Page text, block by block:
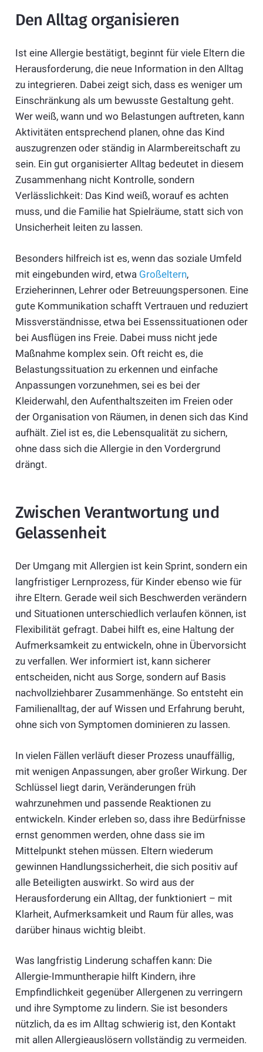
Den Alltag organisieren
Ist eine Allergie bestätigt, beginnt für viele Eltern die
Herausforderung, die neue Information in den Alltag
zu integrieren. Dabei zeigt sich, dass es weniger um
Einschränkung als um bewusste Gestaltung geht.
Wer weiß, wann und wo Belastungen auftreten, kann
Aktivitäten entsprechend planen, ohne das Kind
auszugrenzen oder ständig in Alarmbereitschaft zu
sein. Ein gut organisierter Alltag bedeutet in diesem
Zusammenhang nicht Kontrolle, sondern
Verlässlichkeit: Das Kind weiß, worauf es achten
muss, und die Familie hat Spielräume, statt sich von
Unsicherheit leiten zu lassen.
Besonders hilfreich ist es, wenn das soziale Umfeld
mit eingebunden wird, etwa Großeltern,
Erzieherinnen, Lehrer oder Betreuungspersonen. Eine
gute Kommunikation schafft Vertrauen und reduziert
Missverständnisse, etwa bei Essenssituationen oder
bei Ausflügen ins Freie. Dabei muss nicht jede
Maßnahme komplex sein. Oft reicht es, die
Belastungssituation zu erkennen und einfache
Anpassungen vorzunehmen, sei es bei der
Kleiderwahl, den Aufenthaltszeiten im Freien oder
der Organisation von Räumen, in denen sich das Kind
aufhält. Ziel ist es, die Lebensqualität zu sichern,
ohne dass sich die Allergie in den Vordergrund
drängt.
Zwischen Verantwortung und
Gelassenheit
Der Umgang mit Allergien ist kein Sprint, sondern ein
langfristiger Lernprozess, für Kinder ebenso wie für
ihre Eltern. Gerade weil sich Beschwerden verändern
und Situationen unterschiedlich verlaufen können, ist
Flexibilität gefragt. Dabei hilft es, eine Haltung der
Aufmerksamkeit zu entwickeln, ohne in Übervorsicht
zu verfallen. Wer informiert ist, kann sicherer
entscheiden, nicht aus Sorge, sondern auf Basis
nachvollziehbarer Zusammenhänge. So entsteht ein
Familienalltag, der auf Wissen und Erfahrung beruht,
ohne sich von Symptomen dominieren zu lassen.
In vielen Fällen verläuft dieser Prozess unauffällig,
mit wenigen Anpassungen, aber großer Wirkung. Der
Schlüssel liegt darin, Veränderungen früh
wahrzunehmen und passende Reaktionen zu
entwickeln. Kinder erleben so, dass ihre Bedürfnisse
ernst genommen werden, ohne dass sie im
Mittelpunkt stehen müssen. Eltern wiederum
gewinnen Handlungssicherheit, die sich positiv auf
alle Beteiligten auswirkt. So wird aus der
Herausforderung ein Alltag, der funktioniert – mit
Klarheit, Aufmerksamkeit und Raum für alles, was
darüber hinaus wichtig bleibt.
Was langfristig Linderung schaffen kann: Die
Allergie-Immuntherapie hilft Kindern, ihre
Empfindlichkeit gegenüber Allergenen zu verringern
und ihre Symptome zu lindern. Sie ist besonders
nützlich, da es im Alltag schwierig ist, den Kontakt
mit allen Allergieauslösern vollständig zu vermeiden.